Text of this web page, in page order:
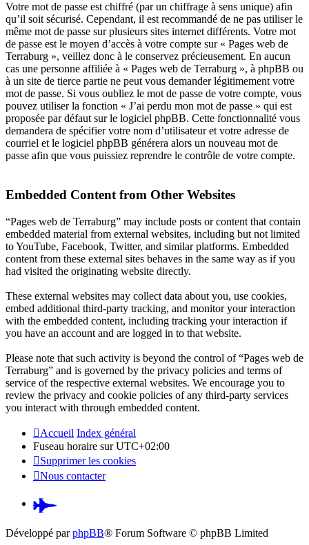
Votre mot de passe est chiffré (par un chiffrage à sens unique) afin
qu’il soit sécurisé. Cependant, il est recommandé de ne pas utiliser le
même mot de passe sur plusieurs sites internet différents. Votre mot
de passe est le moyen d’accès à votre compte sur « Pages web de
Terraburg », veillez donc à le conservez précieusement. En aucun
cas une personne affiliée à « Pages web de Terraburg », à phpBB ou
à un site de tierce partie ne peut vous demander légitimement votre
mot de passe. Si vous oubliez le mot de passe de votre compte, vous
pouvez utiliser la fonction « J’ai perdu mon mot de passe » qui est
proposée par défaut sur le logiciel phpBB. Cette fonctionnalité vous
demandera de spécifier votre nom d’utilisateur et votre adresse de
courriel et le logiciel phpBB générera alors un nouveau mot de
passe afin que vous puissiez reprendre le contrôle de votre compte.
Embedded Content from Other Websites
“Pages web de Terraburg” may include posts or content that contain
embedded material from external websites, including but not limited
to YouTube, Facebook, Twitter, and similar platforms. Embedded
content from these external sites behaves in the same way as if you
had visited the originating website directly.
These external websites may collect data about you, use cookies,
embed additional third-party tracking, and monitor your interaction
with the embedded content, including tracking your interaction if
you have an account and are logged in to that website.
Please note that such activity is beyond the control of “Pages web de
Terraburg” and is governed by the privacy policies and terms of
service of the respective external websites. We encourage you to
review the privacy and cookie policies of any third-party services
you interact with through embedded content.
Accueil Index général
Fuseau horaire surUTC+02:00
Supprimer les cookies
Nous contacter
Pardus.at
(S’ouvre
Développé parphpBB® Forum Software © phpBB Limited